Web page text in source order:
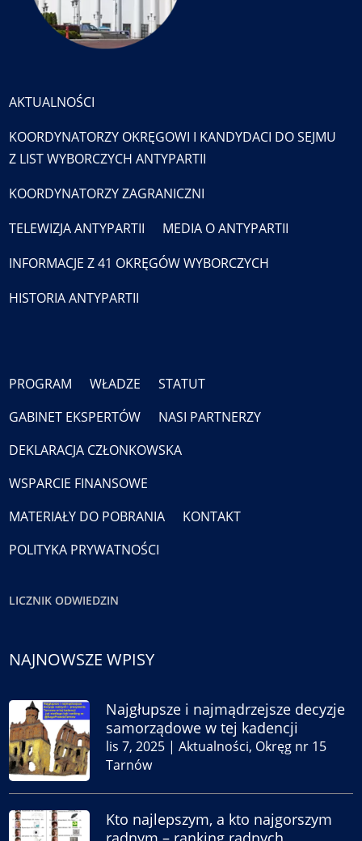
AKTUALNOŚCI
KOORDYNATORZY OKRĘGOWI I KANDYDACI DO SEJMU
Z LIST WYBORCZYCH ANTYPARTII
KOORDYNATORZY ZAGRANICZNI
TELEWIZJA ANTYPARTII
MEDIA O ANTYPARTII
INFORMACJE Z 41 OKRĘGÓW WYBORCZYCH
HISTORIA ANTYPARTII
PROGRAM WŁADZE
STATUT
GABINET EKSPERTÓW
NASI PARTNERZY
DEKLARACJA CZŁONKOWSKA
WSPARCIE FINANSOWE
MATERIAŁY DO POBRANIA
KONTAKT
POLITYKA PRYWATNOŚCI
LICZNIK ODWIEDZIN
NAJNOWSZE WPISY
Najgłupsze i najmądrzejsze decyzje
samorządowe w tej kadencji
lis 7, 2025 |Aktualności, Okręg nr 15
Tarnów
Kto najlepszym, a kto najgorszym